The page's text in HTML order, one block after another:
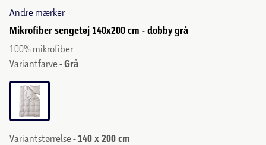
Andre mærker
Mikrofiber sengetøj 140x200 cm - dobby grå
100% mikrofiber
Variantfarve -Grå
Variantstørrelse - 140 x 200 cm